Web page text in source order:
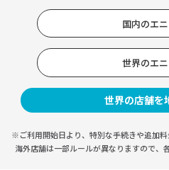
国内のエ
世界のエ
世界の店舗を
※ご利用開始日より、特別な手続きや追加料
海外店舗は一部ルールが異なりますので、